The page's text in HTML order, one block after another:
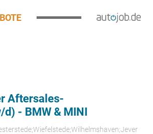
Aftersales-
- BMW & MINI